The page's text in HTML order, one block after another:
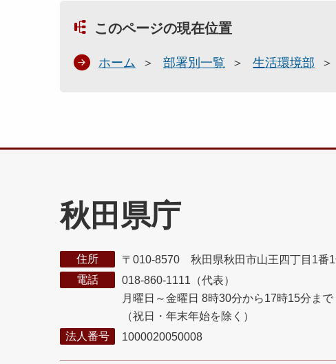
このページの現在位置
ホーム 部署別一覧 生活環境部
秋田県庁
住所
〒010-8570 秋田県秋田市山王四丁目1番
電話
018-860-1111（代表）
月曜日～金曜日 8時30分から17時15分まで
（祝日・年末年始を除く）
法人番号
1000020050008